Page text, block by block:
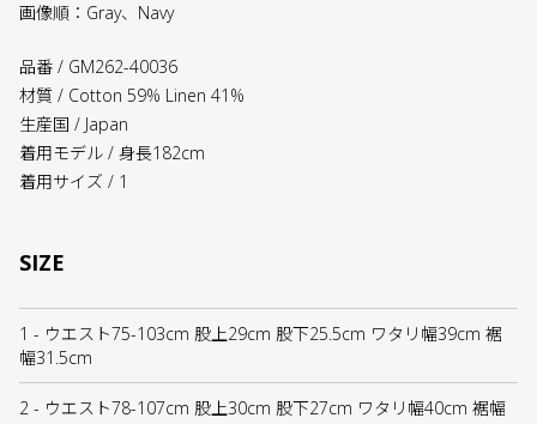
画像順：Gray、Navy
品番 / GM262-40036
材質 / Cotton 59% Linen 41%
生産国 / Japan
着用モデル / 身長182cm
着用サイズ / 1
SIZE
1 - ウエスト75-103cm 股上29cm 股下25.5cm ワタリ幅39cm 裾
幅31.5cm
2 - ウエスト78-107cm 股上30cm 股下27cm ワタリ幅40cm 裾幅